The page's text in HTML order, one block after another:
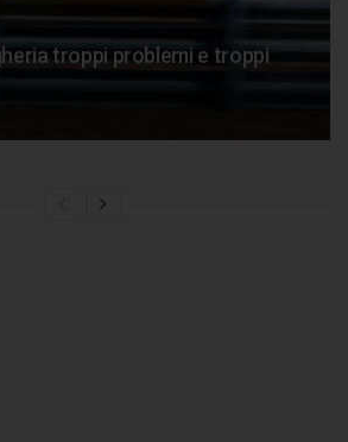
troppi problemi e troppi